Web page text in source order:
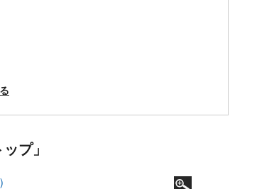
プ」